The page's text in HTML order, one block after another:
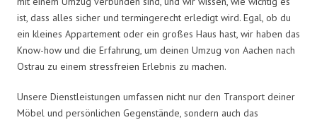
ist, dass alles sicher und termingerecht erledigt wird. Egal, ob du
ein kleines Appartement oder ein großes Haus hast, wir haben das
Know-how und die Erfahrung, um deinen Umzug von Aachen nach
Ostrau zu einem stressfreien Erlebnis zu machen.
Unsere Dienstleistungen umfassen nicht nur den Transport deiner
Möbel und persönlichen Gegenstände, sondern auch das